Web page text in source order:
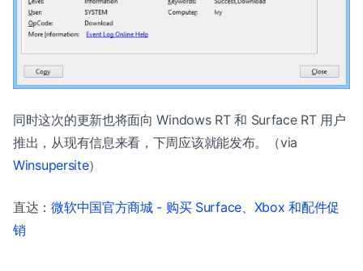
同时这次的更新也将面向 Windows RT 和 Surface RT 用户
推出，从现有信息来看，下周应该就能发布。（via
Winsupersite）
直达：微软中国官方商城 - 购买 Surface、Xbox 和配件促
销